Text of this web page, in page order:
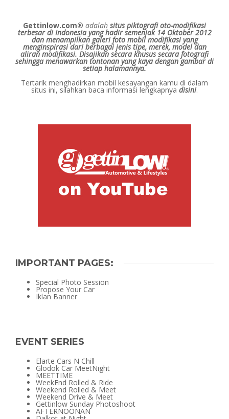
Gettinlow.com® adalah situs piktografi oto-modifikasi
terbesar di Indonesia yang hadir semenjak 14 Oktober 2012
dan menampilkan galeri foto mobil modifikasi yang
menginspirasi dari berbagai jenis tipe, merek, model dan
aliran modifikasi. Disajikan secara khusus secara fotografi
sehingga menawarkan tontonan yang kaya dengan gambar di
setiap halamannya.
Tertarik menghadirkan mobil kesayangan kamu di dalam
situs ini, silahkan baca informasi lengkapnya disini.
IMPORTANT PAGES:
Special Photo Session
Propose Your Car
Iklan Banner
EVENT SERIES
Elarte Cars N Chill
Glodok Car MeetNight
MEETTIME
WeekEnd Rolled & Ride
Weekend Rolled & Meet
Weekend Drive & Meet
Gettinlow Sunday Photoshoot
AFTERNOONAN